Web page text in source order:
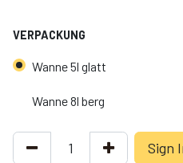
VERPACKUNG
Wanne 5l glatt
Wanne 8l berg
Sign